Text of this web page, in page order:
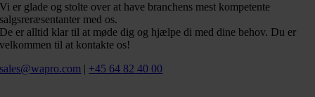
Vi er glade og stolte over at have branchens mest kompetente
salgsreræsentanter med os.
De er alltid klar til at møde dig og hjælpe di med dine behov. Du er
velkommen til at kontakte os!
sales@wapro.com | +45 64 82 40 00